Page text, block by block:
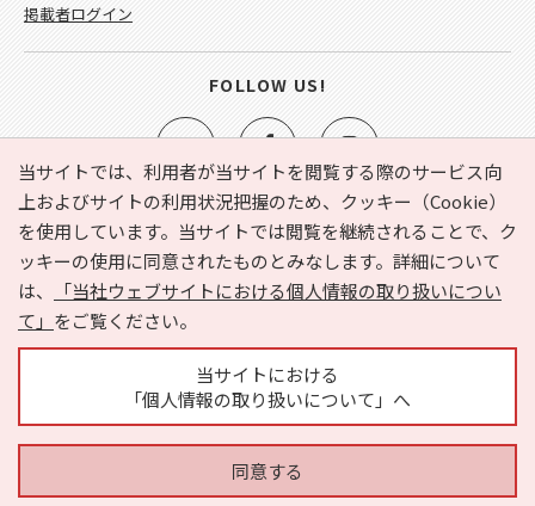
当サイトでは、利用者が当サイトを閲覧する際のサービス向
上およびサイトの利用状況把握のため、クッキー（Cookie）
を使用しています。当サイトでは閲覧を継続されることで、ク
ッキーの使用に同意されたものとみなします。詳細について
は、
「当社ウェブサイトにおける個人情報の取り扱いについ
て」 をご覧ください。
当サイトにおける
「個人情報の取り扱いについて」へ
同意する
e-NAVITA（イーナビタ）とは？ お気に入り
ヘルプ
利用規約
個人情報の取り扱いについて
運営会社
サイトマップ
広告掲載に関するお問い合わせ
掲載者ログイン
FOLLOW US!
Copyright © HYOJITO.Co.,Ltd. All Rights Reserved.